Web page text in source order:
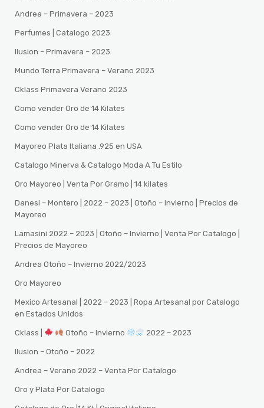
Andrea – Primavera – 2023
Perfumes | Catalogo 2023
Ilusion – Primavera – 2023
Mundo Terra Primavera – Verano 2023
Cklass Primavera Verano 2023
Como vender Oro de 14 Kilates
Como vender Oro de 14 Kilates
Mayoreo Plata Italiana .925 en USA
Catalogo Minerva & Catalogo Moda A Tu Estilo
Oro Mayoreo | Venta Por Gramo | 14 kilates
Danesi – Montero | 2022 – 2023 | Otoño – Invierno | Precios de
Mayoreo
Lamasini 2022 – 2023 | Otoño – Invierno | Venta Por Catalogo |
Precios de Mayoreo
Andrea Otoño – Invierno 2022/2023
Oro Mayoreo
Mexico Artesanal | 2022 – 2023 | Ropa Artesanal por Catalogo
en Estados Unidos
Cklass | Otoño – Invierno 2022 – 2023
Ilusion – Otoño – 2022
Andrea – Verano 2022 – Venta Por Catalogo
Oro y Plata Por Catalogo